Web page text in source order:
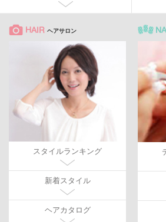
HAIR ヘアサロン
スタイルランキング
新着スタイル
ヘアカタログ